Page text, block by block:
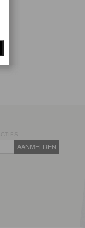
AANMELDEN